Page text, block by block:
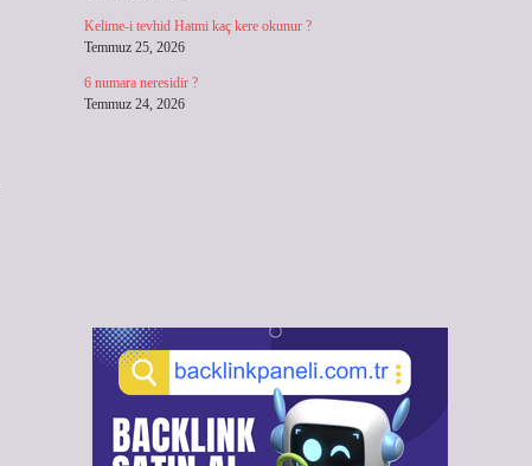
Kelime-i tevhid Hatmi kaç kere okunur ?
Temmuz 25, 2026
6 numara neresidir ?
Temmuz 24, 2026